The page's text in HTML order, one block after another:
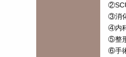
③消
④内
⑤整
⑥手